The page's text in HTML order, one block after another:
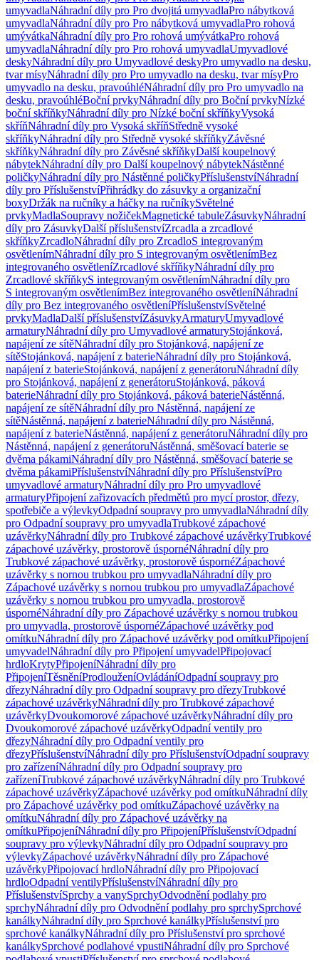
umyvadlaNáhradní díly pro Pro dvojitá umyvadlaPro nábytková
umyvadlaNáhradní díly pro Pro nábytková umyvadlaPro rohová
umývátkaNáhradní díly pro Pro rohová umývátkaPro rohová
umyvadlaNáhradní díly pro Pro rohová umyvadlaUmyvadlové
deskyNáhradní díly pro Umyvadlové deskyPro umyvadlo na desku,
tvar mísyNáhradní díly pro Pro umyvadlo na desku, tvar mísyPro
umyvadlo na desku, pravoúhléNáhradní díly pro Pro umyvadlo na
desku, pravoúhléBoční prvkyNáhradní díly pro Boční prvkyNízké
boční skříňkyNáhradní díly pro Nízké boční skříňkyVysoká
skříňNáhradní díly pro Vysoká skříňStředně vysoké
skříňkyNáhradní díly pro Středně vysoké skříňkyZávěsné
skříňkyNáhradní díly pro Závěsné skříňkyDalší koupelnový
nábytekNáhradní díly pro Další koupelnový nábytekNástěnné
poličkyNáhradní díly pro Nástěnné poličkyPříslušenstvíNáhradní
díly pro PříslušenstvíPřihrádky do zásuvky a organizační
boxyDržák na ručníky a háčky na ručníkySvětelné
prvkyMadlaSoupravy nožičekMagnetické tabuleZásuvkyNáhradní
díly pro ZásuvkyDalší příslušenstvíZrcadla a zrcadlové
skříňkyZrcadloNáhradní díly pro ZrcadloS integrovaným
osvětlenímNáhradní díly pro S integrovaným osvětlenímBez
integrovaného osvětleníZrcadlové skříňkyNáhradní díly pro
Zrcadlové skříňkyS integrovaným osvětlenímNáhradní díly pro
S integrovaným osvětlenímBez integrovaného osvětleníNáhradní
díly pro Bez integrovaného osvětleníPříslušenstvíSvětelné
prvkyMadlaDalší příslušenstvíZásuvkyArmaturyUmyvadlové
armaturyNáhradní díly pro Umyvadlové armaturyStojánková,
napájení ze sítěNáhradní díly pro Stojánková, napájení ze
sítěStojánková, napájení z baterieNáhradní díly pro Stojánková,
napájení z baterieStojánková, napájení z generátoruNáhradní díly
pro Stojánková, napájení z generátoruStojánková, páková
baterieNáhradní díly pro Stojánková, páková baterieNástěnná,
napájení ze sítěNáhradní díly pro Nástěnná, napájení ze
sítěNástěnná, napájení z baterieNáhradní díly pro Nástěnná,
napájení z baterieNástěnná, napájení z generátoruNáhradní díly pro
Nástěnná, napájení z generátoruNástěnná, směšovací baterie se
dvěma pákamiNáhradní díly pro Nástěnná, směšovací baterie se
dvěma pákamiPříslušenstvíNáhradní díly pro PříslušenstvíPro
umyvadlové armaturyNáhradní díly pro Pro umyvadlové
armaturyPřipojení zařizovacích předmětů pro mycí prostor, dřezy,
spotřebiče a výlevkyOdpadní soupravy pro umyvadlaNáhradní díly
pro Odpadní soupravy pro umyvadlaTrubkové zápachové
uzávěrkyNáhradní díly pro Trubkové zápachové uzávěrkyTrubkové
zápachové uzávěrky, prostorově úspornéNáhradní díly pro
Trubkové zápachové uzávěrky, prostorově úspornéZápachové
uzávěrky s nornou trubkou pro umyvadlaNáhradní díly pro
Zápachové uzávěrky s nornou trubkou pro umyvadlaZápachové
uzávěrky s nornou trubkou pro umyvadla, prostorově
úspornéNáhradní díly pro Zápachové uzávěrky s nornou trubkou
pro umyvadla, prostorově úspornéZápachové uzávěrky pod
omítkuNáhradní díly pro Zápachové uzávěrky pod omítkuPřipojení
umyvadelNáhradní díly pro Připojení umyvadelPřipojovací
hrdloKrytyPřipojeníNáhradní díly pro
PřipojeníTěsněníProdlouženíOvládáníOdpadní soupravy pro
dřezyNáhradní díly pro Odpadní soupravy pro dřezyTrubkové
zápachové uzávěrkyNáhradní díly pro Trubkové zápachové
uzávěrkyDvoukomorové zápachové uzávěrkyNáhradní díly pro
Dvoukomorové zápachové uzávěrkyOdpadní ventily pro
dřezyNáhradní díly pro Odpadní ventily pro
dřezyPříslušenstvíNáhradní díly pro PříslušenstvíOdpadní soupravy
pro zařízeníNáhradní díly pro Odpadní soupravy pro
zařízeníTrubkové zápachové uzávěrkyNáhradní díly pro Trubkové
zápachové uzávěrkyZápachové uzávěrky pod omítkuNáhradní díly
pro Zápachové uzávěrky pod omítkuZápachové uzávěrky na
omítkuNáhradní díly pro Zápachové uzávěrky na
omítkuPřipojeníNáhradní díly pro PřipojeníPříslušenstvíOdpadní
soupravy pro výlevkyNáhradní díly pro Odpadní soupravy pro
výlevkyZápachové uzávěrkyNáhradní díly pro Zápachové
uzávěrkyPřipojovací hrdloNáhradní díly pro Připojovací
hrdloOdpadní ventilyPříslušenstvíNáhradní díly pro
PříslušenstvíSprchy a vanySprchyOdvodnění podlahy pro
sprchyNáhradní díly pro Odvodnění podlahy pro sprchySprchové
kanálkyNáhradní díly pro Sprchové kanálkyPříslušenství pro
sprchové kanálkyNáhradní díly pro Příslušenství pro sprchové
kanálkySprchové podlahové vpustiNáhradní díly pro Sprchové